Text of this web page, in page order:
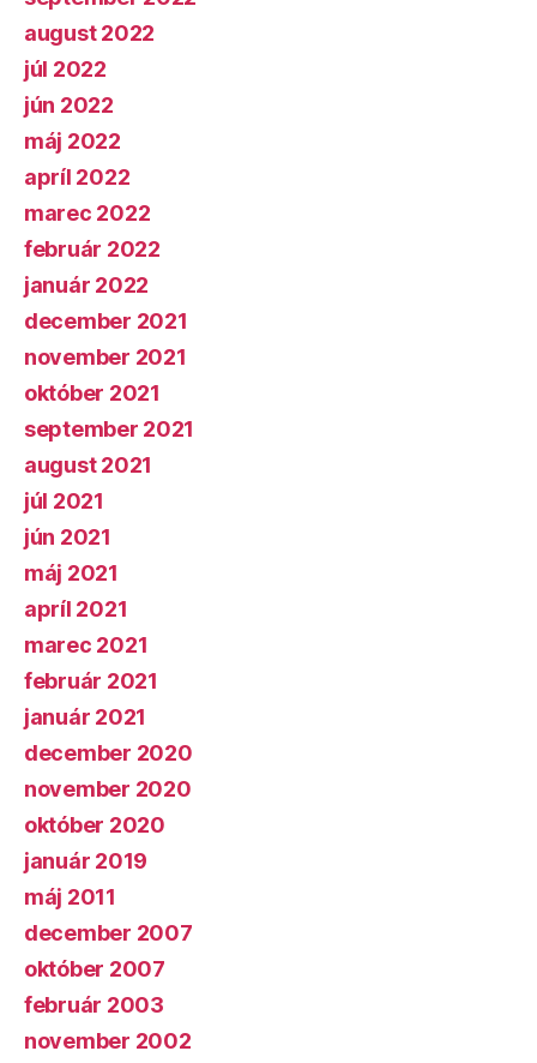
august 2022
júl 2022
jún 2022
máj 2022
apríl 2022
marec 2022
február 2022
január 2022
december 2021
november 2021
október 2021
september 2021
august 2021
júl 2021
jún 2021
máj 2021
apríl 2021
marec 2021
február 2021
január 2021
december 2020
november 2020
október 2020
január 2019
máj 2011
december 2007
október 2007
február 2003
november 2002